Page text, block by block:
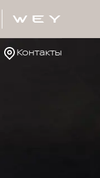
Контакты